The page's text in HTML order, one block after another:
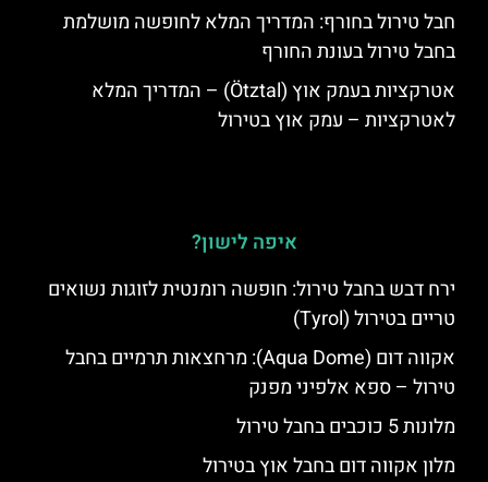
חבל טירול בחורף: המדריך המלא לחופשה מושלמת
בחבל טירול בעונת החורף
אטרקציות בעמק אוץ (Ötztal) – המדריך המלא
לאטרקציות – עמק אוץ בטירול
איפה לישון?
ירח דבש בחבל טירול: חופשה רומנטית לזוגות נשואים
טריים בטירול (Tyrol)
אקווה דום (Aqua Dome): מרחצאות תרמיים בחבל
טירול – ספא אלפיני מפנק
מלונות 5 כוכבים בחבל טירול
מלון אקווה דום בחבל אוץ בטירול